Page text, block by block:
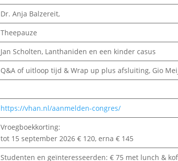
Dr. Anja Balzereit,
Theepauze
Jan Scholten, Lanthaniden en een kinder casus
Q&A of uitloop tijd & Wrap up plus afsluiting, Gio
https://vhan.nl/aanmelden-congres/
Vroegboekkorting:
tot 15 september 2026 € 120, erna € 145
Studenten en geïnteresseerden: € 75 met lunch &